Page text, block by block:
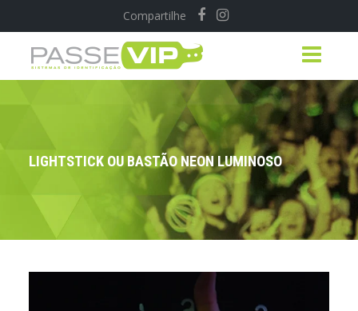
Compartilhe
LIGHTSTICK OU BASTÃO NEON LUMINOSO